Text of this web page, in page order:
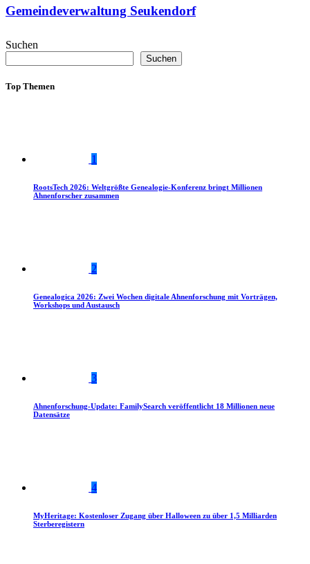
Gemeindeverwaltung Seukendorf
Suchen
Suchen
Top Themen
1
RootsTech 2026: Weltgrößte Genealogie-Konferenz bringt Millionen
Ahnenforscher zusammen
2
Genealogica 2026: Zwei Wochen digitale Ahnenforschung mit Vorträgen,
Workshops und Austausch
3
Ahnenforschung-Update: FamilySearch veröffentlicht 18 Millionen neue
Datensätze
4
MyHeritage: Kostenloser Zugang über Halloween zu über 1,5 Milliarden
Sterberegistern